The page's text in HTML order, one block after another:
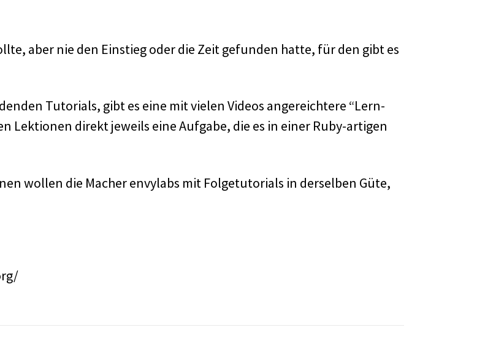
aber nie den Einstieg oder die Zeit gefunden hatte, für den gibt es
Tutorials, gibt es eine mit vielen Videos angereichtere “Lern-
Lektionen direkt jeweils eine Aufgabe, die es in einer Ruby-artigen
wollen die Macher envylabs mit Folgetutorials in derselben Güte,